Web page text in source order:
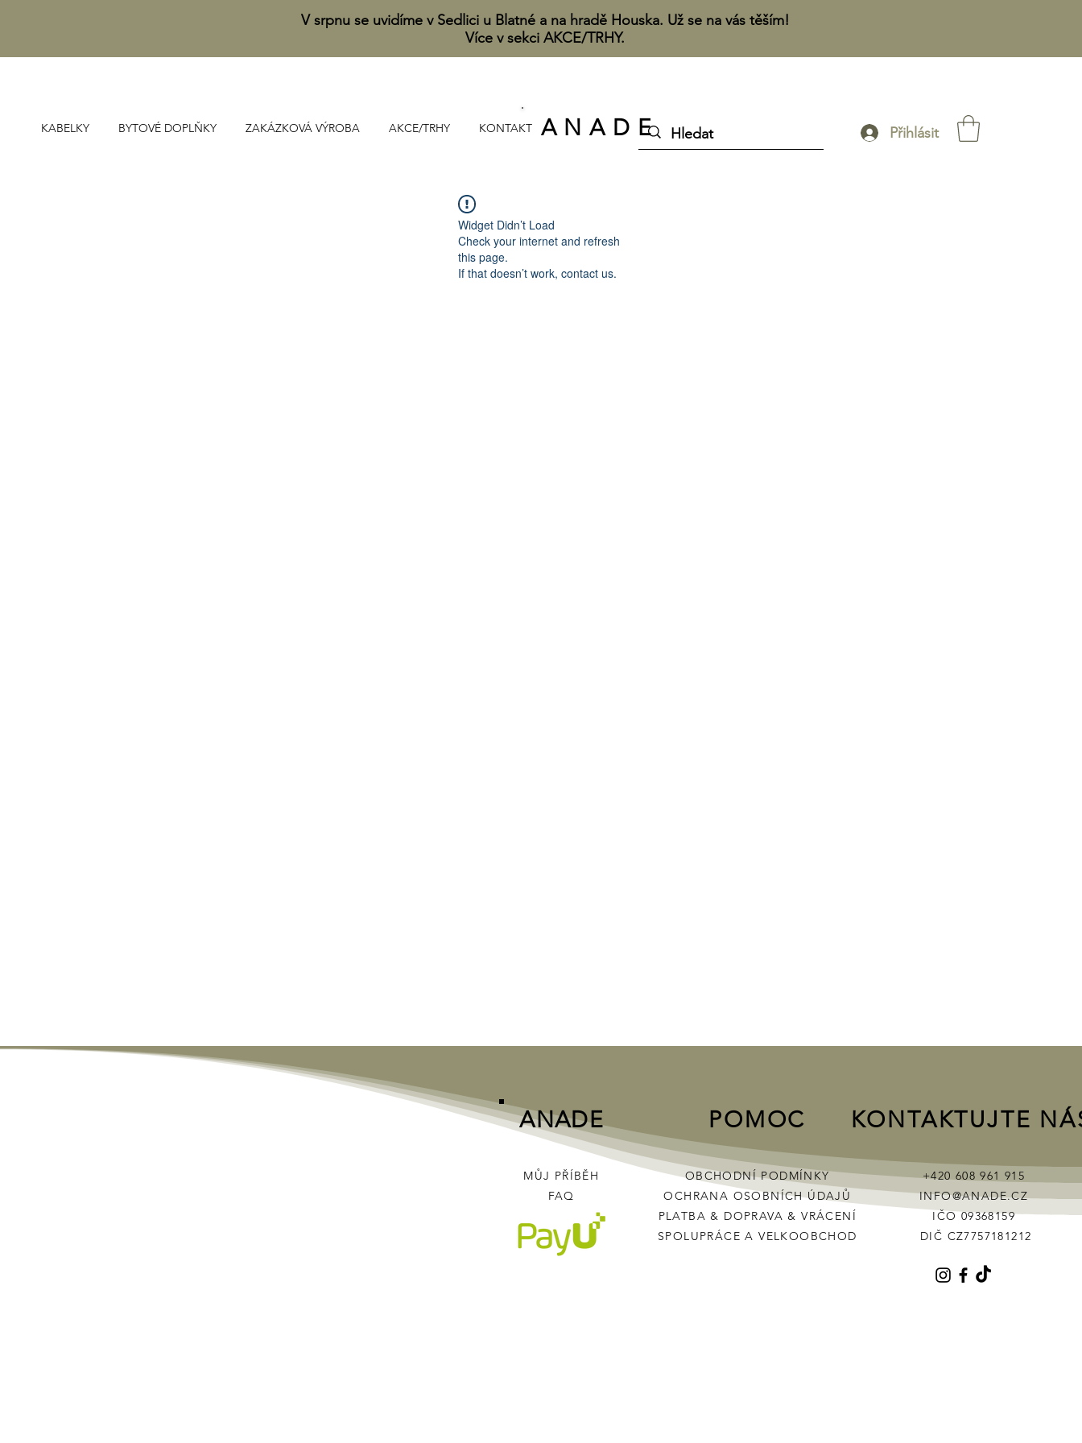
V srpnu se uvidíme v Sedlici u Blatné a na hradě Houska. Už se na vás těším!
Více v sekci AKCE/TRHY.
KABELKY BYTOVÉ DOPLŇKY ZAKÁZKOVÁ VÝROBA AKCE/TRHY KONTAKT Přihlásit
A N A D E
Widget Didn’t Load
Check your internet and refresh
this page.
If that doesn’t work, contact us.
ANADE
MŮJ PŘÍBĚH
FAQ
POMOC
OBCHODNÍ PODMÍNKY
OCHRANA OSOBNÍCH ÚDAJŮ
PLATBA& DOPRAVA & VRÁCENÍ
SPOLUPRÁCE A VELKOOBCHOD
KONTAKTUJTE
+420 608 961 915
INFO@ANADE.CZ
IČO 09368159
DIČ CZ7757181212